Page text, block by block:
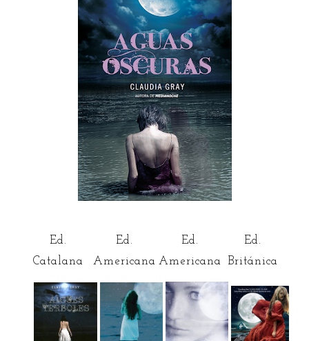
Ed.
Catalana
Ed.
Americana
Ed.
Americana
Ed.
Británica